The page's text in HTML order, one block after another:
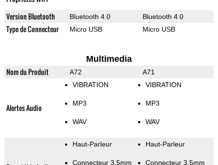
Version Bluetooth Bluetooth 4.0 Bluetooth 4.0
Type de Connecteur Micro USB Micro USB
Multimedia
Nom du Produit A72 A71
Alertes Audio
VIBRATION
MP3
WAV
VIBRATION
MP3
WAV
Haut-Parleur
Connecteur 3.5mm
Haut-Parleur
Connecteur 3.5mm